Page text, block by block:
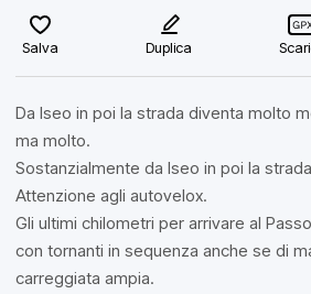
Salva Duplica
Da Iseo in poi la strada diventa molto
ma molto.
Sostanzialmente da Iseo in poi la
Attenzione agli autovelox.
Gli ultimi chilometri per arrivare al
con tornanti in sequenza anche se di
carreggiata ampia.